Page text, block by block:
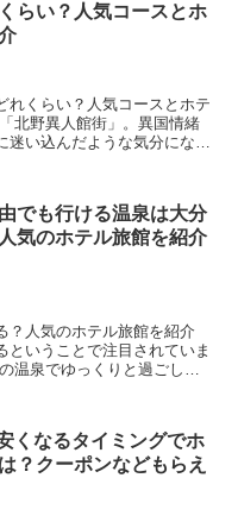
らい？人気コースとホ
れくらい？人気コースとホテ
北野異人館街」。異国情緒
迷い込んだような気分になれ
でも行ける温泉は大分
気のホテル旅館を紹介
？人気のホテル旅館を紹介
ということで注目されていま
温泉でゆっくりと過ごして
くなるタイミングでホ
？クーポンなどもらえ